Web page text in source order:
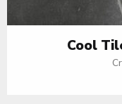
Cool